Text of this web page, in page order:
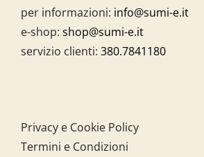
per informazioni: info@sumi-e.it
e-shop: shop@sumi-e.it
servizio clienti: 380.7841180
Privacy e Cookie Policy
Termini e Condizioni